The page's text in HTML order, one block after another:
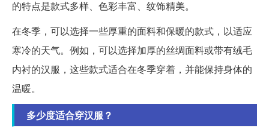
的特点是款式多样、色彩丰富、纹饰精美。
在冬季，可以选择一些厚重的面料和保暖的款式，以适应
寒冷的天气。例如，可以选择加厚的丝绸面料或带有绒毛
内衬的汉服，这些款式适合在冬季穿着，并能保持身体的
温暖。
多少度适合穿汉服？